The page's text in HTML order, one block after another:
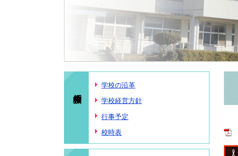
学校の沿革
学校経営方針
行事予定
校時表